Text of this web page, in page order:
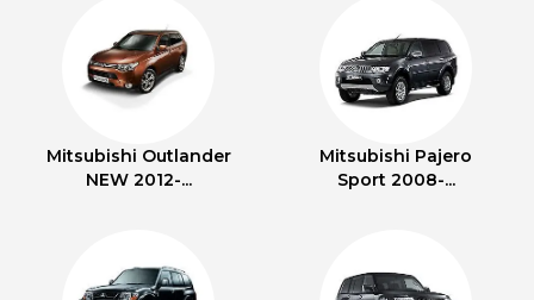
Mitsubishi Outlander
NEW 2012-...
Mitsubishi Pajero
Sport 2008-...